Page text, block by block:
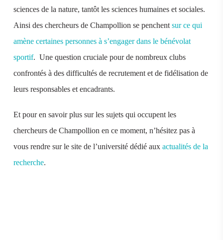
sciences de la nature, tantôt les sciences humaines et sociales.
Ainsi des chercheurs de Champollion se penchent sur ce qui
amène certaines personnes à s’engager dans le bénévolat
sportif. Une question cruciale pour de nombreux clubs
confrontés à des difficultés de recrutement et de fidélisation de
leurs responsables et encadrants.
Et pour en savoir plus sur les sujets qui occupent les
chercheurs de Champollion en ce moment, n’hésitez pas à
vous rendre sur le site de l’université dédié aux actualités de la
recherche.